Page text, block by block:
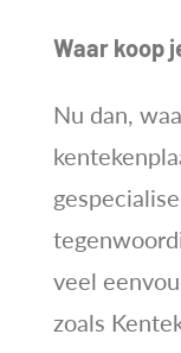
Waar koop
Nu dan,
veel
zoals